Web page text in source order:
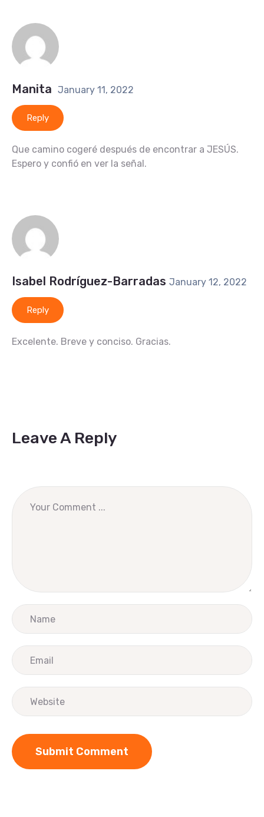
Manita January 11, 2022
Reply
Que camino cogeré después de encontrar a JESÚS.
Espero y confió en ver la señal.
Isabel Rodríguez-Barradas January 12, 2022
Reply
Excelente. Breve y conciso. Gracias.
Leave A Reply